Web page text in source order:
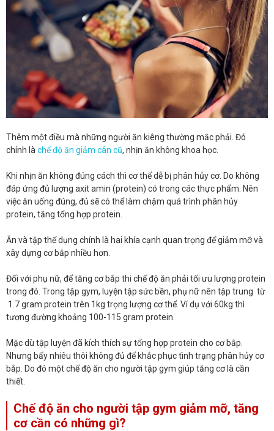
Thêm một điều mà những người ăn kiêng thường mắc phải. Đó
chính là chế độ ăn giảm cân cũ, nhịn ăn không khoa học.
Khi nhịn ăn không đúng cách thì cơ thể dễ bị phân hủy cơ. Do không
đáp ứng đủ lượng axit amin (protein) có trong các thực phẩm. Nên
việc ăn uống đúng, đủ sẽ có thể làm chậm quá trình phân hủy
protein, tăng tổng hợp protein.
Ăn và tập thể dụng chính là hai khía cạnh quan trọng để giảm mỡ và
xây dựng cơ bắp nhiều hơn.
Đối với phụ nữ, để tăng cơ bắp thi chế độ ăn phải tối ưu lượng protein
trong đó. Trong tập gym, luyện tập sức bền, phụ nữ nên tập trung từ
1.7 gram protein trên 1kg trọng lượng cơ thể. Ví dụ với 60kg thì
tương đường khoảng 100-115 gram protein.
Mặc dù tập luyện đã kích thích sự tổng hợp protein cho cơ bắp.
Nhưng bấy nhiêu thôi không đủ để khắc phục tình trạng phân hủy cơ
bắp. Do đó một chế độ ăn cho người tập gym giúp tăng cơ là cần
thiết.
Chế độ ăn cho người tập gym giảm mỡ, tăng
cơ cần có những gì?